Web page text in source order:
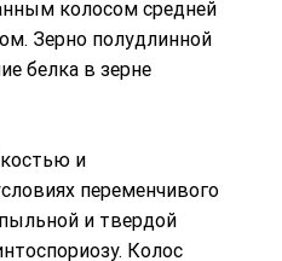
колосом средней
Зерно полудлинной
белка в зерне
и
переменчивого
и твердой
Колос